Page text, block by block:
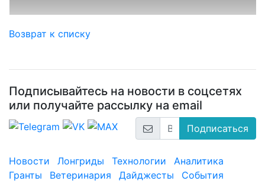
Возврат к списку
Подписывайтесь на новости в соцсетях
или получайте рассылку на email
Подписаться
Новости Лонгриды Технологии
Аналитика
Гранты
Ветеринария Дайджесты
События